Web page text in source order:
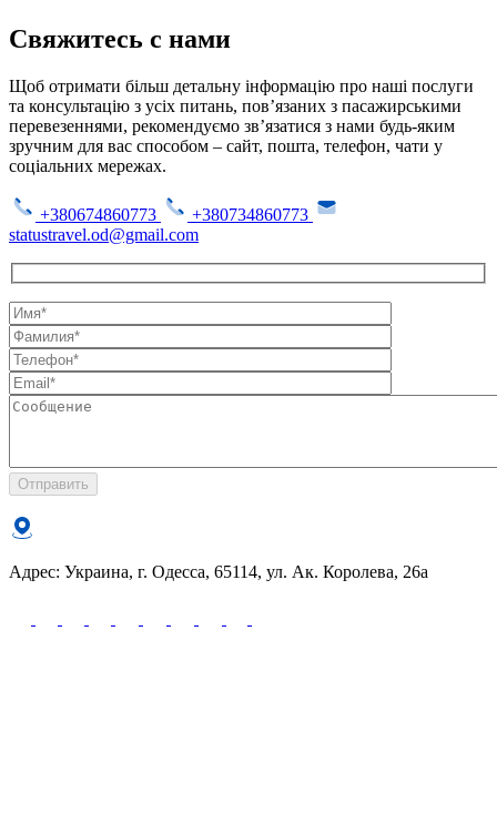
Свяжитесь с нами
Щоб отримати більш детальну інформацію про наші послуги
та консультацію з усіх питань, пов’язаних з пасажирськими
перевезеннями, рекомендуємо зв’язатися з нами будь-яким
зручним для вас способом – сайт, пошта, телефон, чати у
соціальних мережах.
+380674860773
+380734860773
statustravel.od@gmail.com
Отправить
Адрес: Украина, г. Одесса, 65114, ул. Ак. Королева, 26а